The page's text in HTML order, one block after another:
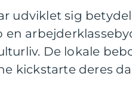
udviklet sig
en
De lokale
kickstarte deres